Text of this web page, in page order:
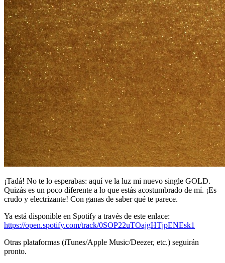
¡Tadá! No te lo esperabas: aquí ve la luz mi nuevo single GOLD.
Quizás es un poco diferente a lo que estás acostumbrado de mí. ¡Es
crudo y electrizante! Con ganas de saber qué te parece.
Ya está disponible en Spotify a través de este enlace:
https://open.spotify.com/track/0SOP22uTOajgHTjpENEsk1
Otras plataformas (iTunes/Apple Music/Deezer, etc.) seguirán
pronto.